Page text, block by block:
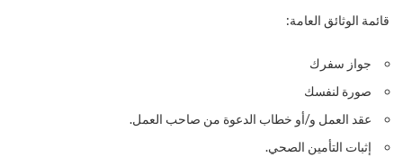
قائمة الوثائق العامة:
جواز سفرك
صورة لنفسك
عقد العمل و/أو خطاب الدعوة من صاحب العمل.
إثبات التأمين الصحي.